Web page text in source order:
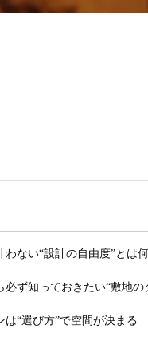
わない“設計の自由度”とは
必ず知っておきたい“敷地の
“選び方”で空間が決まる